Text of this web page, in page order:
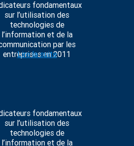
fondamentaux
sur l’utilisation des
technologies de
l’information et de la
par les
entreprises en 2011
Lire la suite
fondamentaux
sur l’utilisation des
technologies de
l’information et de la